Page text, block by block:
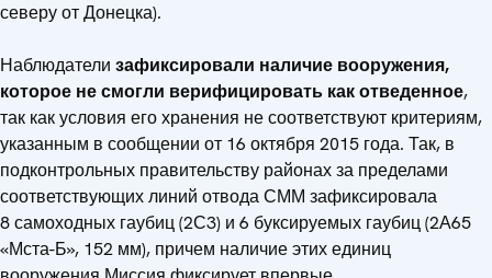
северу от Донецка).
Наблюдатели зафиксировали наличие вооружения,
которое не смогли верифицировать как отведенное,
так как условия его хранения не соответствуют критериям,
указанным в сообщении от 16 октября 2015 года. Так, в
подконтрольных правительству районах за пределами
соответствующих линий отвода СММ зафиксировала
8 самоходных гаубиц (2С3) и 6 буксируемых гаубиц (2А65
«Мста-Б», 152 мм), причем наличие этих единиц